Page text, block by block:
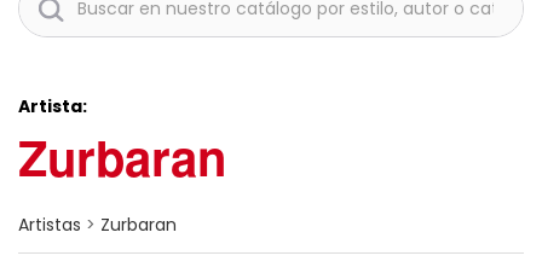
Artista:
Zurbaran
Artistas > Zurbaran